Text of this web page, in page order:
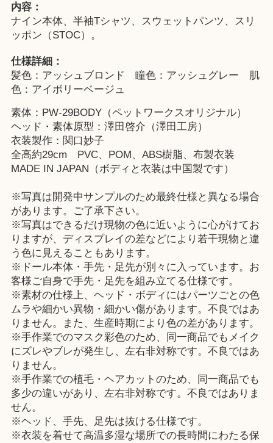
内容：
ナイン本体、半袖Tシャツ、スウェットパンツ、スリ
ッポン（STOC）。
仕様詳細：
髪色：アッシュブロンド 瞳色：アッシュグレー 肌
色：アイボリーベージュ
素体：PW-29BODY（ペットワークスオリジナル）
ヘッド・素体原型：澤田啓介（澤田工房）
衣装製作：関口妙子
全高約29cm PVC、POM、ABS樹脂、布製衣装
MADE IN JAPAN（ボディと衣装は中国製です）
※写真は開発中サンプルのため最終仕様と異なる場合
があります。ご了承下さい。
※写真はできるだけ現物の色に近いように心がけてお
りますが、ディスプレイの差などにより若干現物と違
う色に見えることもあります。
※ドール本体・手先・足先が別々に入っています。お
客様ご自身で手先・足先を組み立てる仕様です。
※素材の仕様上、ヘッド・ボディにはパーツごとの色
ムラや細かい異物・細かい傷があります。不良ではあ
りません。また、生産時期により色の差があります。
※手作業でのマスク彩色のため、同一商品でもメイク
にズレやブレが発生し、左右非対称です。不良ではあ
りません。
※手作業での植毛・ヘアカットのため、同一商品でも
多少の違いがあり、左右非対称です。不良ではありま
せん。
※ヘッド、手先、足先は抜ける仕様です。
※衣装を着せて高温多湿な場所での長時間にわたる保